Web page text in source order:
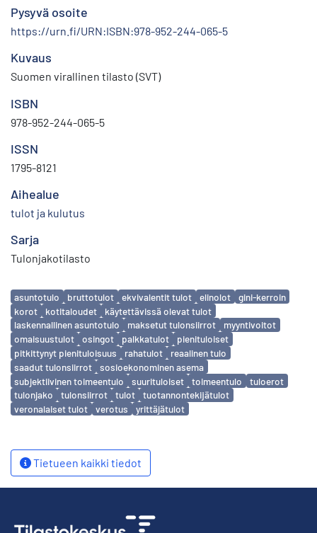
Pysyvä osoite
https://urn.fi/URN:ISBN:978-952-244-065-5
Kuvaus
Suomen virallinen tilasto (SVT)
ISBN
978-952-244-065-5
ISSN
1795-8121
Aihealue
tulot ja kulutus
Sarja
Tulonjakotilasto
Avainsanat
asuntotulo bruttotulot ekvivalentit tulot elinolot
gini-kerroin
korot
kotitaloudet
käytettävissä olevat tulot
laskennallinen asuntotulo
maksetut tulonsiirrot
myyntivoitot
omaisuustulot
osingot palkkatulot
pienituloiset
pitkittynyt pienituloisuus
rahatulot
reaalinen tulo
saadut tulonsiirrot
sosioekonominen asema
subjektiivinen toimeentulo
suurituloiset toimeentulo
tuloerot
tulonjako
tulonsiirrot tulot
tuotannontekijätulot
veronalaiset tulot
verotus yrittäjätulot
Tietueen kaikki tiedot